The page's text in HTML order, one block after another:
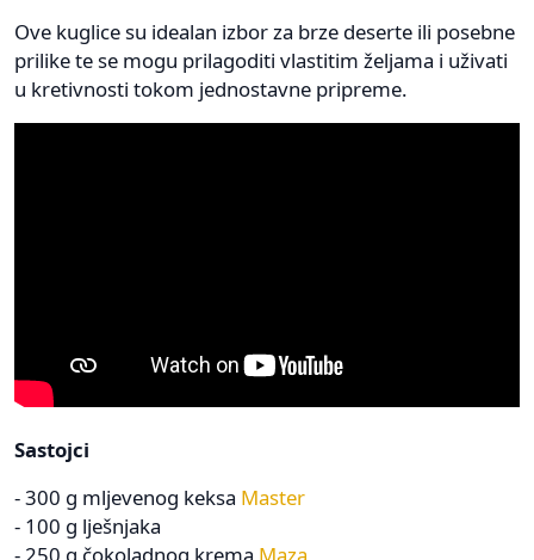
Ove kuglice su idealan izbor za brze deserte ili posebne
prilike te se mogu prilagoditi vlastitim željama i uživati
u kretivnosti tokom jednostavne pripreme.
Sastojci
- 300 g mljevenog keksa Master
- 100 g lješnjaka